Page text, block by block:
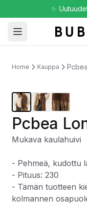
✨
Home Kauppa
Pcbea
Mukava kaulahuivi
- Pehmeä, kudottu
- Pituus: 230
- Tämän tuotteen
kolmannen